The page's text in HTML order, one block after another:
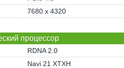
7680 x 4320
процессор
RDNA 2.0
Navi 21 XTXH